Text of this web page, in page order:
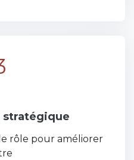
stratégique
rôle pour améliorer